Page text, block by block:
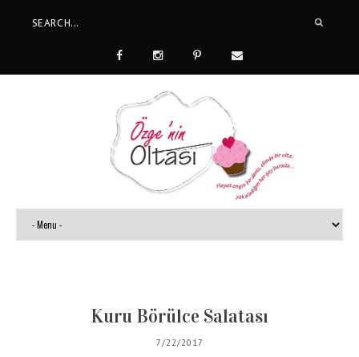
Kuru Börülce Salatası
7/22/2017